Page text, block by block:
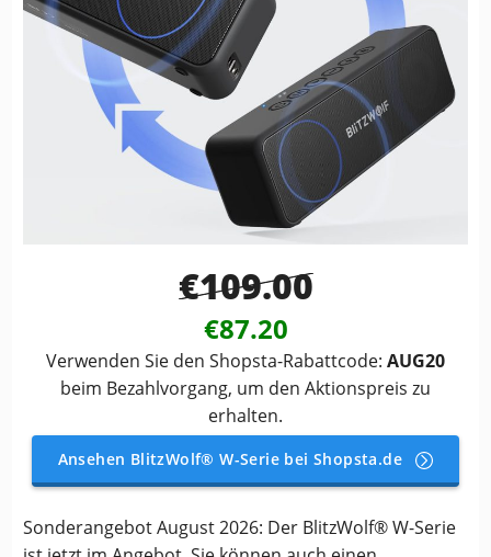
€109.00
€87.20
Verwenden Sie den Shopsta-Rabattcode: AUG20
beim Bezahlvorgang, um den Aktionspreis zu
erhalten.
Ansehen BlitzWolf® W-Serie bei Shopsta.de
Sonderangebot August 2026: Der BlitzWolf® W-Serie